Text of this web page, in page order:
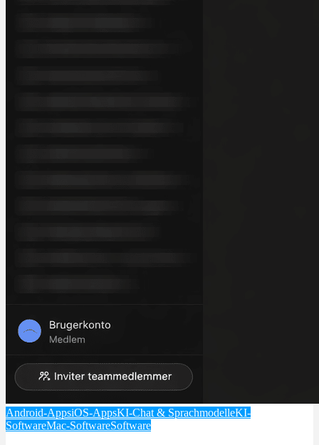
Android-AppsiOS-AppsKI-Chat & SprachmodelleKI-
SoftwareMac-SoftwareSoftware